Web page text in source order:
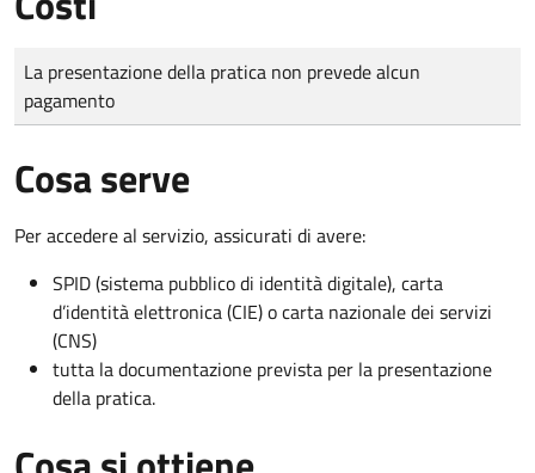
Tipo di pagamento
Importo
La presentazione della pratica non prevede alcun
pagamento
Cosa serve
Per accedere al servizio, assicurati di avere:
SPID (sistema pubblico di identità digitale), carta
d’identità elettronica (CIE) o carta nazionale dei servizi
(CNS)
tutta la documentazione prevista per la presentazione
della pratica.